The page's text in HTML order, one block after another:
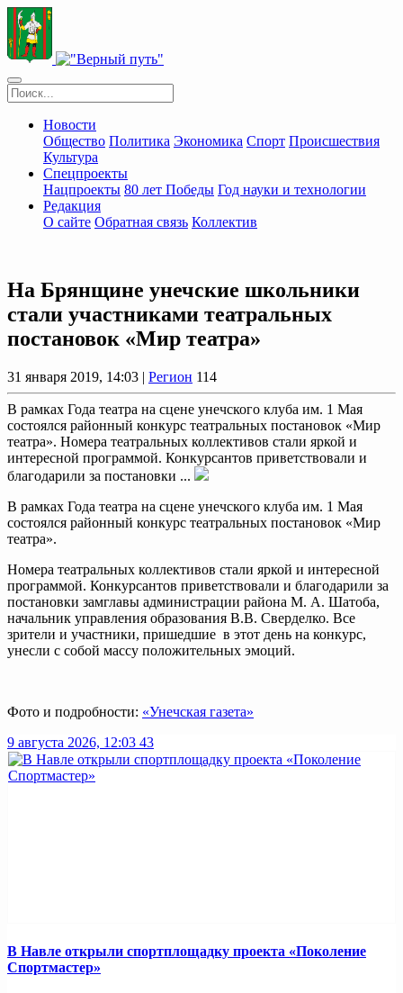
Новости
Общество Политика Экономика Спорт Происшествия
Культура
Спецпроекты
Нацпроекты 80 лет Победы Год науки и технологии
Редакция
О сайте Обратная связь Коллектив
На Брянщине унечские школьники
стали участниками театральных
постановок «Мир театра»
31 января 2019, 14:03 | Регион 114
В рамках Года театра на сцене унечского клуба им. 1 Мая
состоялся районный конкурс театральных постановок «Мир
театра». Номера театральных коллективов стали яркой и
интересной программой. Конкурсантов приветствовали и
благодарили за постановки ...
В рамках Года театра на сцене унечского клуба им. 1 Мая
состоялся районный конкурс театральных постановок «Мир
театра».
Номера театральных коллективов стали яркой и интересной
программой. Конкурсантов приветствовали и благодарили за
постановки замглавы администрации района М. А. Шатоба,
начальник управления образования В.В. Сверделко. Все
зрители и участники, пришедшие в этот день на конкурс,
унесли с собой массу положительных эмоций.
Фото и подробности: «Унечская газета»
9 августа 2026, 12:03 43
В Навле открыли спортплощадку проекта «Поколение
Спортмастер»